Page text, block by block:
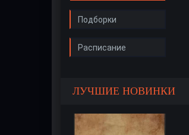
Подборки
Расписание
ЛУЧШИЕ НОВИНКИ